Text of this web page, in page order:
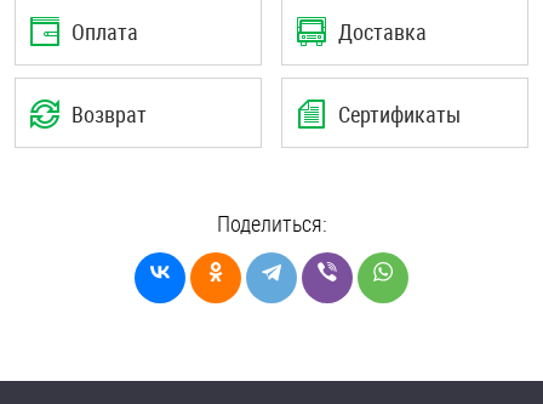
Оплата Доставка
Возврат Сертификаты
Поделиться: